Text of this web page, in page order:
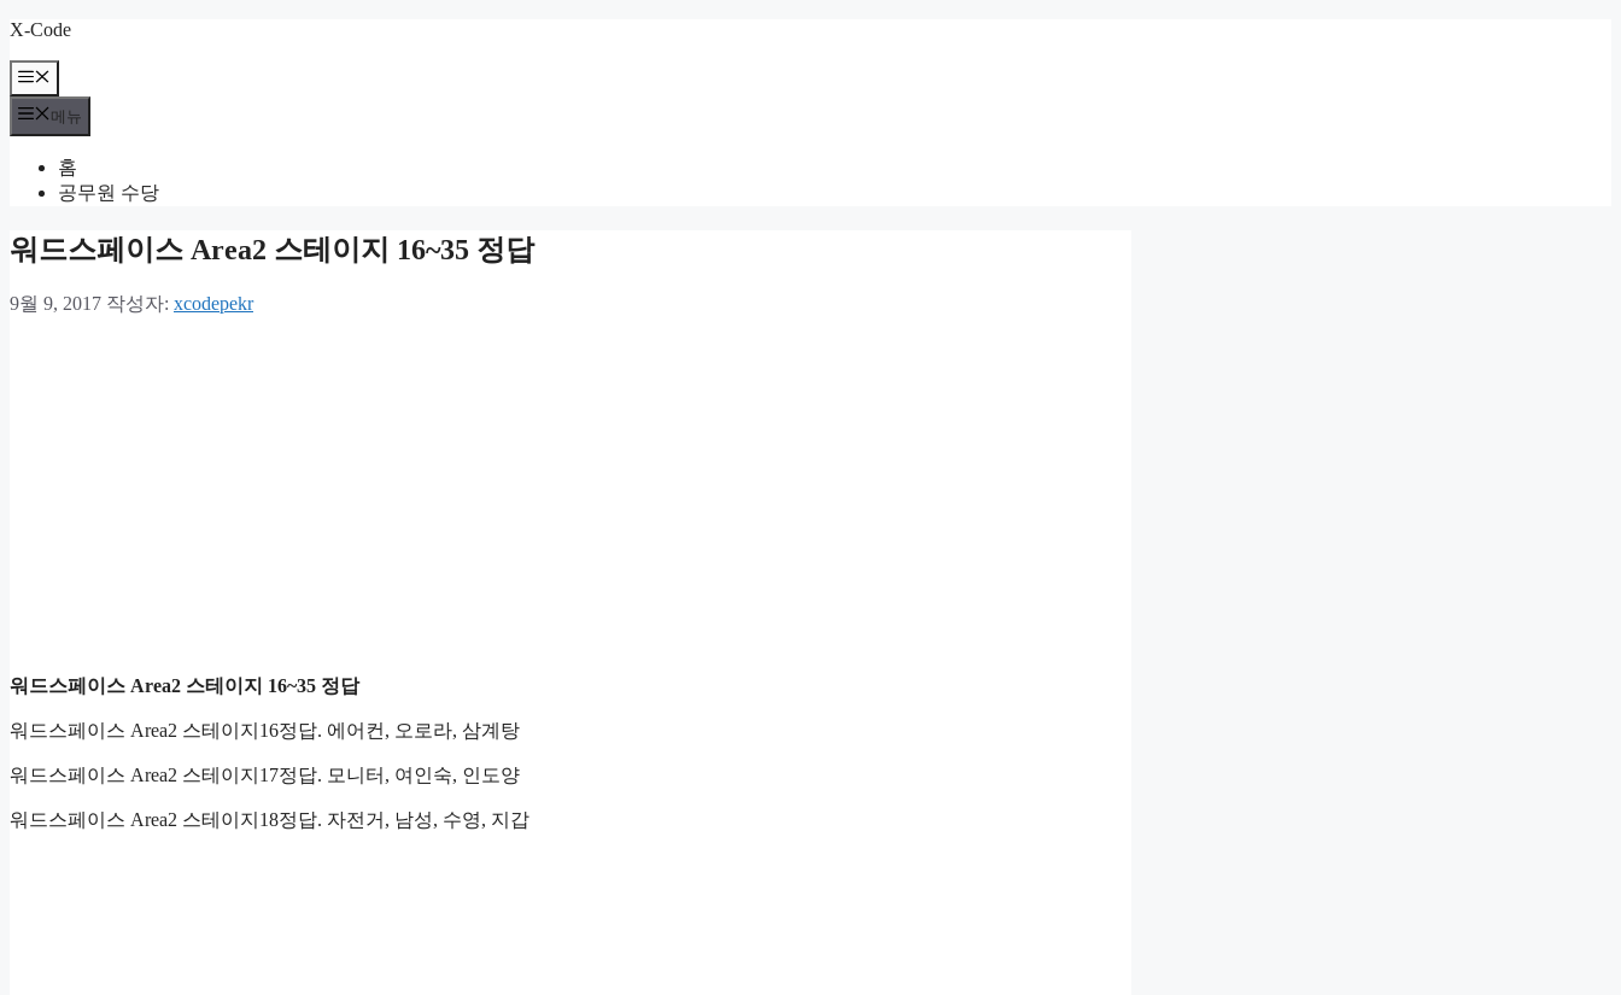
컨
츠
로
건
X-Code
메
뉴
메뉴
홈
공무원 수당
워드스페이스 Area2 스테이지 16~35 정답
9월 9, 2017 작성자: xcodepekr
워드스페이스 Area2 스테이지 16~35 정답
워드스페이스 Area2 스테이지16정답. 에어컨, 오로라, 삼계탕
워드스페이스 Area2 스테이지17정답. 모니터, 여인숙, 인도양
워드스페이스 Area2 스테이지18정답. 자전거, 남성, 수영, 지갑